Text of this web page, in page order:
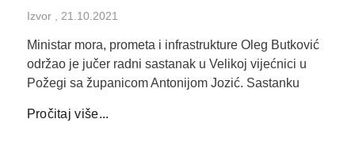
Izvor 21.10.2021
Ministar mora, prometa i infrastrukture Oleg Butković
održao je jučer radni sastanak u Velikoj vijećnici u
Požegi sa županicom Antonijom Jozić. Sastanku
Pročitaj više...